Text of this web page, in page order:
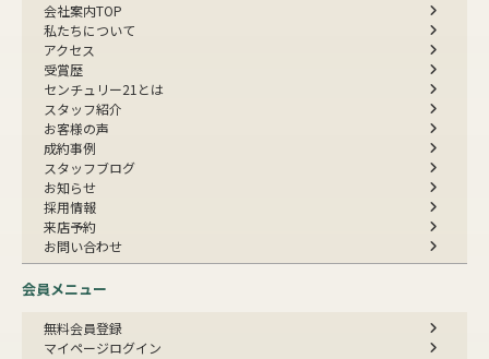
会社案内TOP
私たちについて
アクセス
受賞歴
センチュリー21とは
スタッフ紹介
お客様の声
成約事例
スタッフブログ
お知らせ
採用情報
来店予約
お問い合わせ
会員メニュー
無料会員登録
マイページログイン